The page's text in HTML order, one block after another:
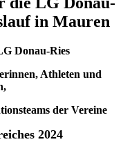
in Mauren
Donau-Ries
Athleten und
der Vereine
2024